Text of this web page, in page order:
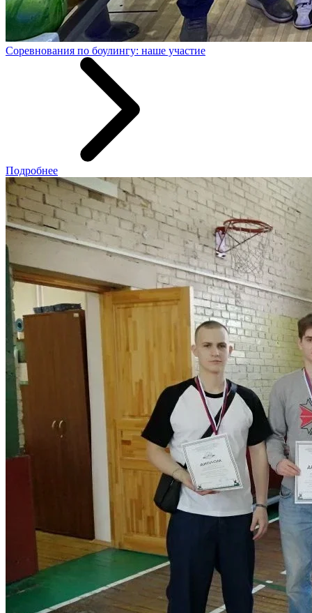
Соревнования по боулингу: наше участие
Подробнее